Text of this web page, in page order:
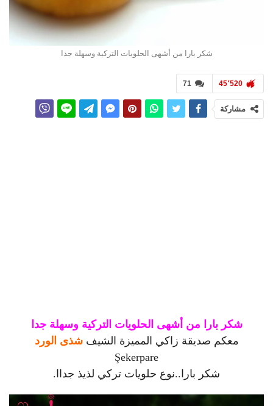
شكر بارا من أشهى الحلويات التركية وسهلة جدا
71 45٬520
مشاركة
شكر بارا من أشهى الحلويات التركية وسهلة جدا
معكم صديقة زاكي المميزة الشيف شذى الورد
Şekerpare
شكر بارا..نوع حلويات تركي لذيذ جداا.